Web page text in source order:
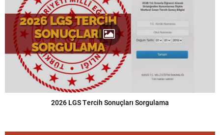
2026 LGS Tercih Sonuçları Sorgulama